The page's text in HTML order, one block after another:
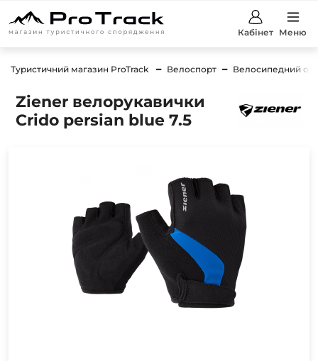
Кабінет Меню
Туристичний магазин ProTrack Велоспорт Велосипедний
Ziener велорукавички
Crido persian blue 7.5